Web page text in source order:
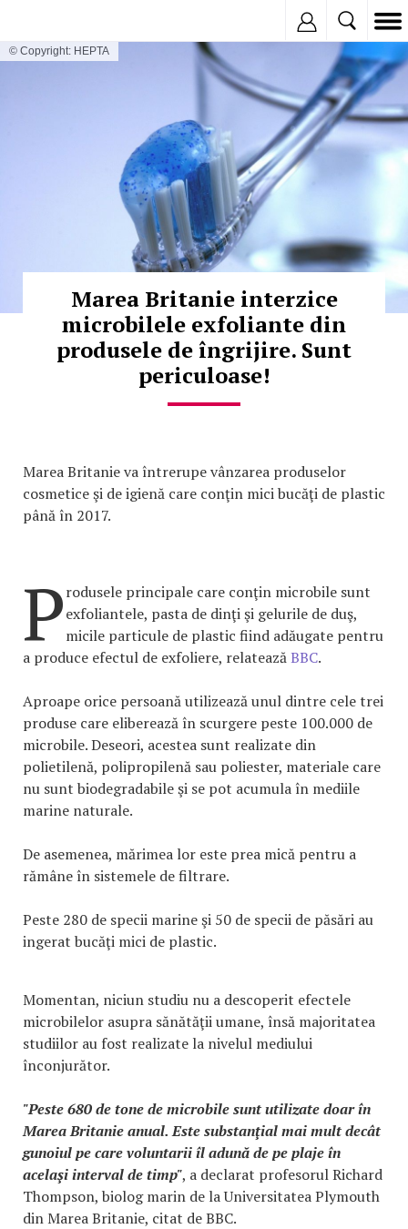
© Copyright: HEPTA
Marea Britanie interzice
microbilele exfoliante din
produsele de îngrijire. Sunt
periculoase!
Marea Britanie va întrerupe vânzarea produselor
cosmetice şi de igienă care conţin mici bucăţi de plastic
până în 2017.
Produsele principale care conţin microbile sunt
exfoliantele, pasta de dinţi şi gelurile de duş,
micile particule de plastic fiind adăugate pentru
a produce efectul de exfoliere, relateazăBBC.
Aproape orice persoană utilizează unul dintre cele trei
produse care eliberează în scurgere peste 100.000 de
microbile. Deseori, acestea sunt realizate din
polietilenă, polipropilenă sau poliester, materiale care
nu sunt biodegradabile şi se pot acumula în mediile
marine naturale.
De asemenea, mărimea lor este prea mică pentru a
rămâne în sistemele de filtrare.
Peste 280 de specii marine şi 50 de specii de păsări au
ingerat bucăţi mici de plastic.
Momentan, niciun studiu nu a descoperit efectele
microbilelor asupra sănătăţii umane, însă majoritatea
studiilor au fost realizate la nivelul mediului
înconjurător.
"Peste 680 de tone de microbile sunt utilizate doar în
Marea Britanie anual. Este substanţial mai mult decât
gunoiul pe care voluntarii îl adună de pe plaje în
acelaşi interval de timp", a declarat profesorul Richard
Thompson, biolog marin de la Universitatea Plymouth
din Marea Britanie, citat de BBC.